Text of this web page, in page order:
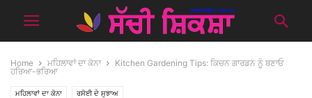
Home ਮਹਿਲਾਵਾਂ ਦਾ ਕੋਨਾ
Kitchen Gardening Tips: ਕਿਚਨ ਗਾਰਡਨ ਨੂੰ ਬਣਾਓ
ਹਰਿਆ-ਭਰਿਆ
ਮਹਿਲਾਵਾਂ ਦਾ ਕੋਨਾ ਰਸੋਈ ਦੇ ਸੁਝਾਅ